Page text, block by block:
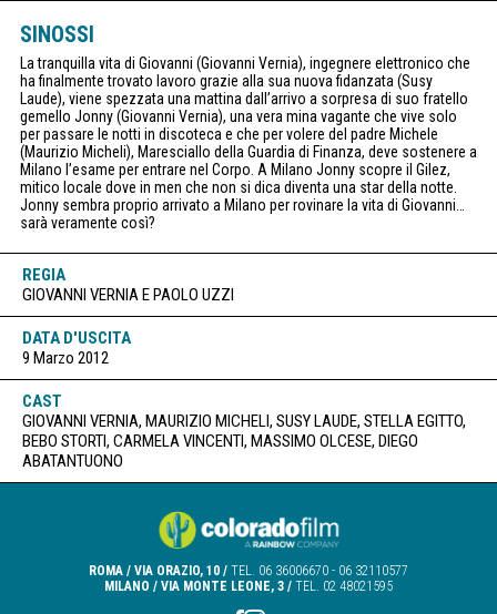
SINOSSI
La tranquilla vita di Giovanni (Giovanni Vernia), ingegnere elettronico che
ha finalmente trovato lavoro grazie alla sua nuova fidanzata (Susy
Laude), viene spezzata una mattina dall’arrivo a sorpresa di suo fratello
gemello Jonny (Giovanni Vernia), una vera mina vagante che vive solo
per passare le notti in discoteca e che per volere del padre Michele
(Maurizio Micheli), Maresciallo della Guardia di Finanza, deve sostenere a
Milano l’esame per entrare nel Corpo. A Milano Jonny scopre il Gilez,
mitico locale dove in men che non si dica diventa una star della notte.
Jonny sembra proprio arrivato a Milano per rovinare la vita di Giovanni…
sarà veramente così?
REGIA
GIOVANNI VERNIA E PAOLO UZZI
DATA D'USCITA
9 Marzo 2012
CAST
GIOVANNI VERNIA, MAURIZIO MICHELI, SUSY LAUDE, STELLA EGITTO,
BEBO STORTI, CARMELA VINCENTI, MASSIMO OLCESE, DIEGO
ABATANTUONO
ROMA / VIA ORAZIO, 10 / TEL. 06 36006670 - 06 32110577
MILANO / VIA MONTE LEONE, 3 / TEL. 02 48021595